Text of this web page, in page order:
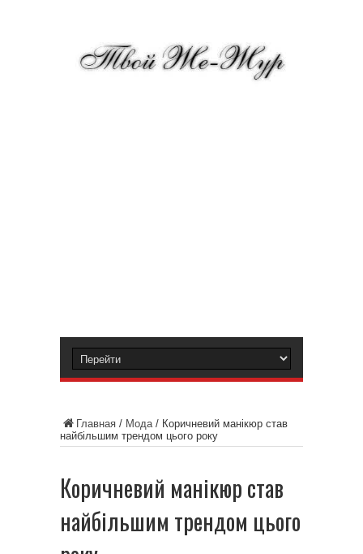
Главная / Мода/ Коричневий манікюр став
найбільшим трендом цього року
Коричневий манікюр став
найбільшим трендом цього